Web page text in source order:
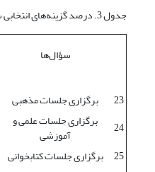
جدول 3. درصد گزینه‌های انتخابی سؤال‌ها برای ارزیابی مؤلفه محصول
سؤال‌ها
23 برگزاری جلسات مذهبی
24
برگزاری جلسات علمی و
آموزشی
25 برگزاری جلسات کتابخوانی